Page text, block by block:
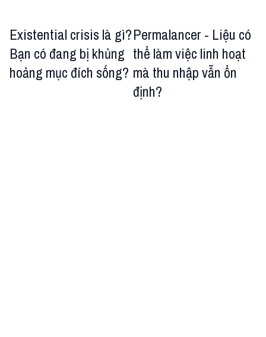
Existential crisis là gì?
Bạn có đang bị khủng
hoảng mục đích sống?
Permalancer - Liệu có
thể làm việc linh hoạt
mà thu nhập vẫn ổn
định?